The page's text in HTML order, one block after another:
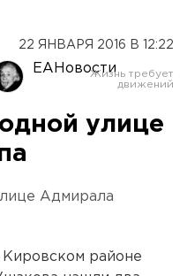
22 ЯНВАРЯ 2016 В 12:22
ЕАНовости
улице
Адмирала
Кировском районе